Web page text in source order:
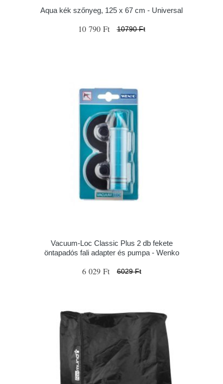
Aqua kék szőnyeg, 125 x 67 cm - Universal
10 790 Ft 10790 Ft
Vacuum-Loc Classic Plus 2 db fekete
öntapadós fali adapter és pumpa - Wenko
6 029 Ft 6029 Ft